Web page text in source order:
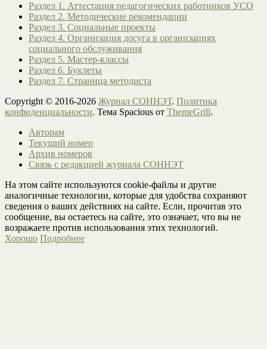
Раздел 1. Аттестация педагогических работников УСО
Раздел 2. Методические рекомендации
Раздел 3. Социальные проекты
Раздел 4. Организация досуга в организациях
социального обслуживания
Раздел 5. Мастер-классы
Раздел 6. Буклеты
Раздел 7. Страница методиста
Copyright © 2016-2026 Журнал СОННЭТ. Политика
конфиденциальности. Тема Spacious от ThemeGrill.
Авторам
Текущий номер
Архив номеров
Связь с редакцией журнала СОННЭТ
На этом сайте используются cookie-файлы и другие
аналогичные технологии, которые для удобства сохраняют
сведения о ваших действиях на сайте. Если, прочитав это
сообщение, вы остаетесь на сайте, это означает, что вы не
возражаете против использования этих технологий.
Хорошо Подробнее